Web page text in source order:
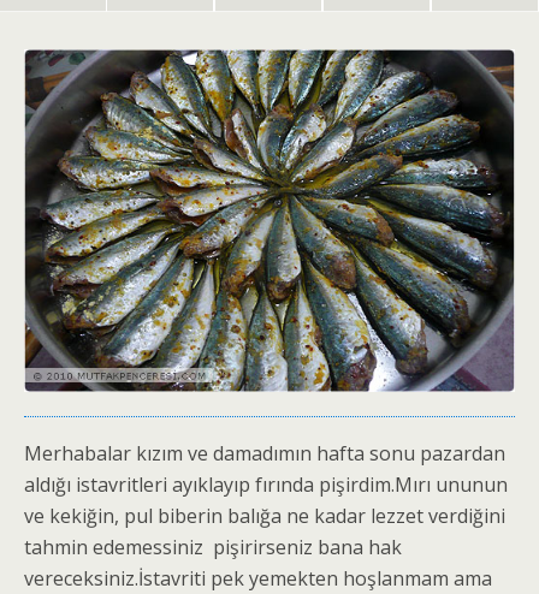
Merhabalar kızım ve damadımın hafta sonu pazardan
aldığı istavritleri ayıklayıp fırında pişirdim.Mırı ununun
ve kekiğin, pul biberin balığa ne kadar lezzet verdiğini
tahmin edemessiniz pişirirseniz bana hak
vereceksiniz.İstavriti pek yemekten hoşlanmam ama